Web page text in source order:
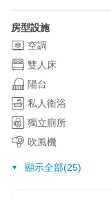
房型設施
空調
雙人床
陽台
私人衛浴
獨立廁所
吹風機
顯示全部(25)